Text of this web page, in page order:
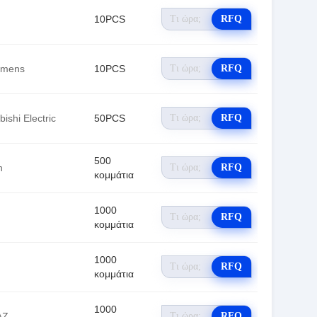
10PCS RFQ
10PCS RFQ
Electric 50PCS RFQ
500
κομμάτια
RFQ
1000
κομμάτια
RFQ
1000
κομμάτια
RFQ
1000